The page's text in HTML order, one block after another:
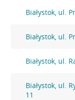
Białystok, ul.
Białystok, ul.
Białystok, ul.
Białystok, ul.
11